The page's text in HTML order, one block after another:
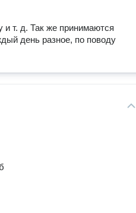
т. д. Так же принимаются
день разное, по поводу